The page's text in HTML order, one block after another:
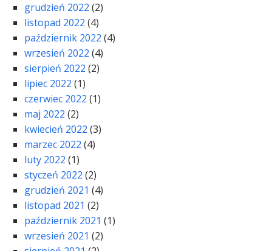
grudzień 2022 (2)
listopad 2022 (4)
październik 2022 (4)
wrzesień 2022 (4)
sierpień 2022 (2)
lipiec 2022 (1)
czerwiec 2022 (1)
maj 2022 (2)
kwiecień 2022 (3)
marzec 2022 (4)
luty 2022 (1)
styczeń 2022 (2)
grudzień 2021 (4)
listopad 2021 (2)
październik 2021 (1)
wrzesień 2021 (2)